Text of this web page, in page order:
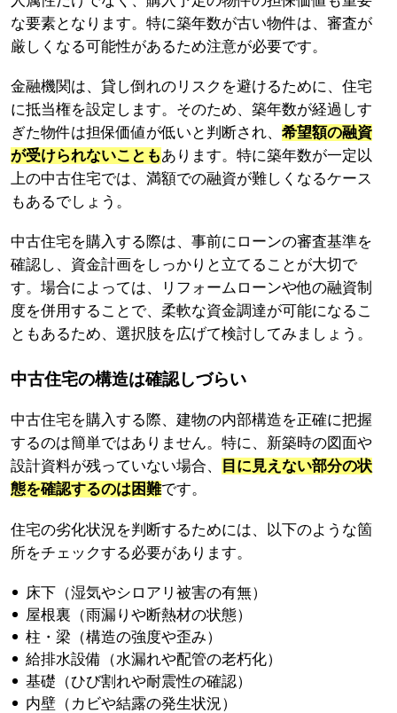
な要素となります。特に築年数が古い物件は、審査が
厳しくなる可能性があるため注意が必要です。
金融機関は、貸し倒れのリスクを避けるために、住宅
に抵当権を設定します。そのため、築年数が経過しす
ぎた物件は担保価値が低いと判断され、 希望額の融資
が受けられないこともあります。特に築年数が一定以
上の中古住宅では、満額での融資が難しくなるケース
もあるでしょう。
中古住宅を購入する際は、事前にローンの審査基準を
確認し、資金計画をしっかりと立てることが大切で
す。場合によっては、リフォームローンや他の融資制
度を併用することで、柔軟な資金調達が可能になるこ
ともあるため、選択肢を広げて検討してみましょう。
中古住宅の構造は確認しづらい
中古住宅を購入する際、建物の内部構造を正確に把握
するのは簡単ではありません。特に、新築時の図面や
設計資料が残っていない場合、
目に見えない部分の状
態を確認するのは困難です。
住宅の劣化状況を判断するためには、以下のような箇
所をチェックする必要があります。
床下（湿気やシロアリ被害の有無）
屋根裏（雨漏りや断熱材の状態）
柱・梁（構造の強度や歪み）
給排水設備（水漏れや配管の老朽化）
基礎（ひび割れや耐震性の確認）
内壁（カビや結露の発生状況）